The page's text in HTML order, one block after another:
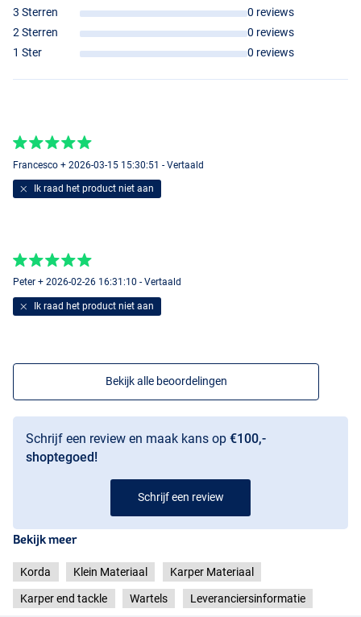
3 Sterren
0 reviews
2 Sterren
0 reviews
1 Ster
0 reviews
Francesco + 2026-03-15 15:30:51 - Vertaald
Ik raad het product niet aan
Peter + 2026-02-26 16:31:10 - Vertaald
Ik raad het product niet aan
Bekijk alle beoordelingen
Schrijf een review en maak kans op €100,-
shoptegoed!
Schrijf een review
Bekijk meer
Korda Klein Materiaal Karper Materiaal
Karper end tackle Wartels Leveranciersinformatie